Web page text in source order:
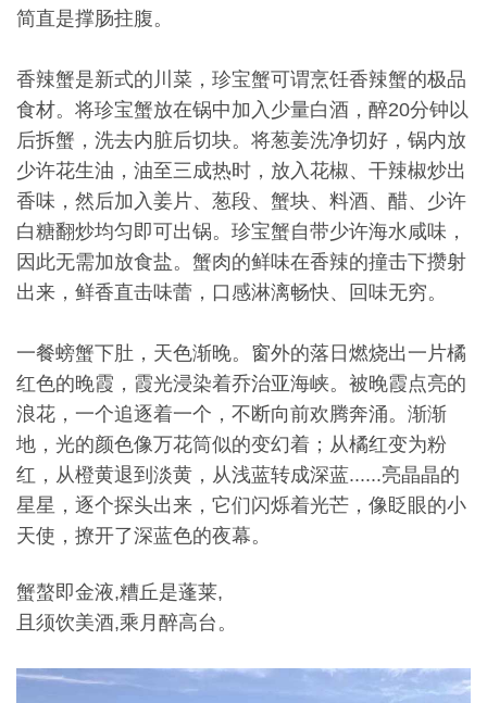
简直是撑肠拄腹。
香辣蟹是新式的川菜，珍宝蟹可谓烹饪香辣蟹的极品
食材。将珍宝蟹放在锅中加入少量白酒，醉20分钟以
后拆蟹，洗去内脏后切块。将葱姜洗净切好，锅内放
少许花生油，油至三成热时，放入花椒、干辣椒炒出
香味，然后加入姜片、葱段、蟹块、料酒、醋、少许
白糖翻炒均匀即可出锅。珍宝蟹自带少许海水咸味，
因此无需加放食盐。蟹肉的鲜味在香辣的撞击下攒射
出来，鲜香直击味蕾，口感淋漓畅快、回味无穷。
一餐螃蟹下肚，天色渐晚。窗外的落日燃烧出一片橘
红色的晚霞，霞光浸染着乔治亚海峡。被晚霞点亮的
浪花，一个追逐着一个，不断向前欢腾奔涌。渐渐
地，光的颜色像万花筒似的变幻着；从橘红变为粉
红，从橙黄退到淡黄，从浅蓝转成深蓝......亮晶晶的
星星，逐个探头出来，它们闪烁着光芒，像眨眼的小
天使，撩开了深蓝色的夜幕。
蟹螯即金液,糟丘是蓬莱,
且须饮美酒,乘月醉高台。